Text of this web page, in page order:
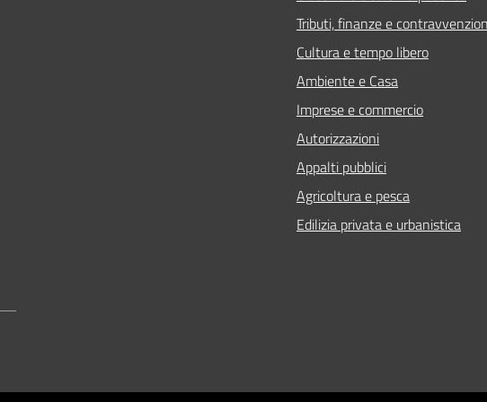
Tributi, finanze e
Cultura e tempo libero
Ambiente e Casa
Imprese e commercio
Autorizzazioni
Appalti pubblici
Agricoltura e pesca
Edilizia privata e urbanistica